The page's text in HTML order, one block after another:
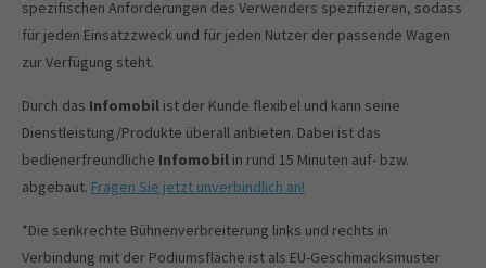
spezifischen Anforderungen des Verwenders spezifizieren, sodass
für jeden Einsatzzweck und für jeden Nutzer der passende Wagen
zur Verfügung steht.
Durch das Infomobil ist der Kunde flexibel und kann seine
Dienstleistung/Produkte überall anbieten. Dabei ist das
bedienerfreundliche Infomobil in rund 15 Minuten auf- bzw.
abgebaut. Fragen Sie jetzt unverbindlich an!
*Die senkrechte Bühnenverbreiterung links und rechts in
Verbindung mit der Podiumsfläche ist als EU-Geschmacksmuster